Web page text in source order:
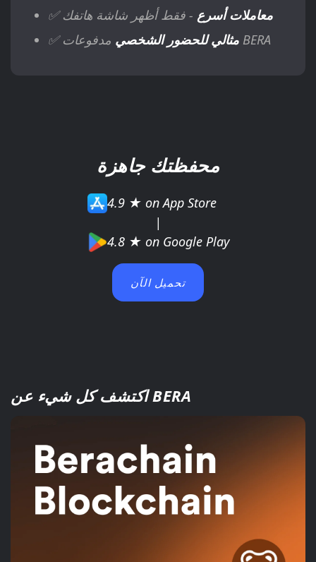
✅
معاملات أسرع - فقط أظهر شاشة هاتفك
✅
مثالي للحضور الشخصيمدفوعات BERA
محفظتك جاهزة
4.9 ★ on App Store
|
4.8 ★ on Google Play
تحميل الآن
اكتشف كل شيء عن BERA